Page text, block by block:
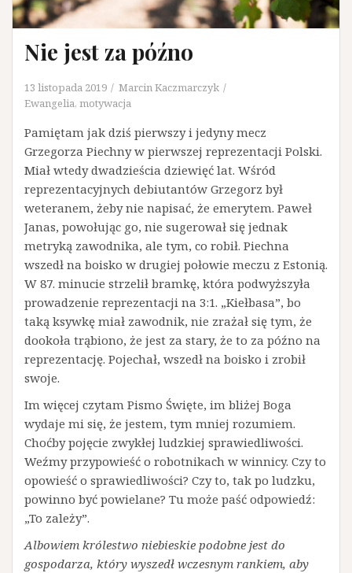
Nie jest za późno
13 listopada 2019
Marcin Kaczmarczyk
Ewangelia, motywacja
Pamiętam jak dziś pierwszy i jedyny mecz
Grzegorza Piechny w pierwszej reprezentacji Polski.
Miał wtedy dwadzieścia dziewięć lat. Wśród
reprezentacyjnych debiutantów Grzegorz był
weteranem, żeby nie napisać, że emerytem. Paweł
Janas, powołując go, nie sugerował się jednak
metryką zawodnika, ale tym, co robił. Piechna
wszedł na boisko w drugiej połowie meczu z Estonią.
W 87. minucie strzelił bramkę, która podwyższyła
prowadzenie reprezentacji na 3:1. „Kiełbasa”, bo
taką ksywkę miał zawodnik, nie zrażał się tym, że
dookoła trąbiono, że jest za stary, że to za późno na
reprezentację. Pojechał, wszedł na boisko i zrobił
swoje.
Im więcej czytam Pismo Święte, im bliżej Boga
wydaje mi się, że jestem, tym mniej rozumiem.
Choćby pojęcie zwykłej ludzkiej sprawiedliwości.
Weźmy przypowieść o robotnikach w winnicy. Czy to
opowieść o sprawiedliwości? Czy to, tak po ludzku,
powinno być powielane? Tu może paść odpowiedź:
„To zależy”.
Albowiem królestwo niebieskie podobne jest do
gospodarza, który wyszedł wczesnym rankiem, aby